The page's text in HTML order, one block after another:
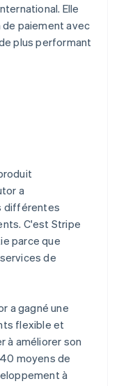
Elle
paiement avec
plus performant
a
différentes
C'est Stripe
parce que
de
a gagné une
flexible et
à améliorer son
moyens de
à